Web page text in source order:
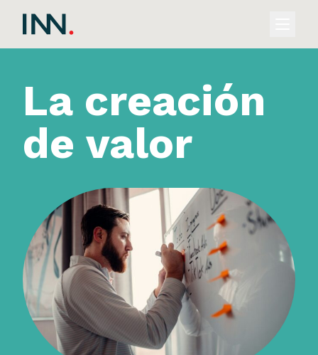
La creación
de valor